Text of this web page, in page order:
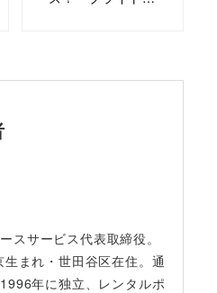
スサービス代表取締役。
まれ・世田谷区在住。通
年に独立、レンタルポ